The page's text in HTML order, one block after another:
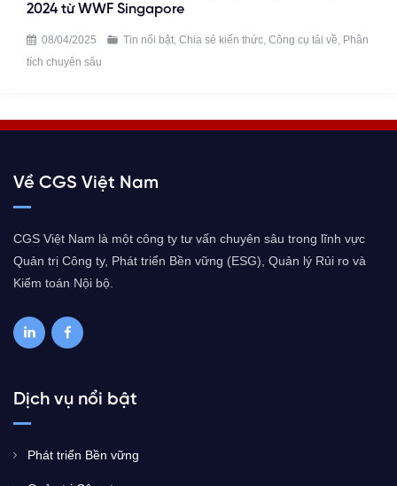
2024 từ WWF Singapore
08/04/2025 Tin nổi bật, Chia sẻ kiến thức, Công cụ tải về Phân
tích chuyên sâu
Về CGS Việt Nam
CGS Việt Nam là một công ty tư vấn chuyên sâu trong lĩnh vực
Quản trị Công ty, Phát triển Bền vững (ESG), Quản lý Rủi ro và
Kiểm toán Nội bộ.
Dịch vụ nổi bật
Phát triển Bền vững